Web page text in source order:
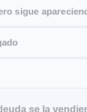
sigue
se la